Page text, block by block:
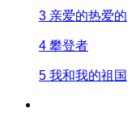
3 亲爱的热爱的
4 攀登者
5 我和我的祖国